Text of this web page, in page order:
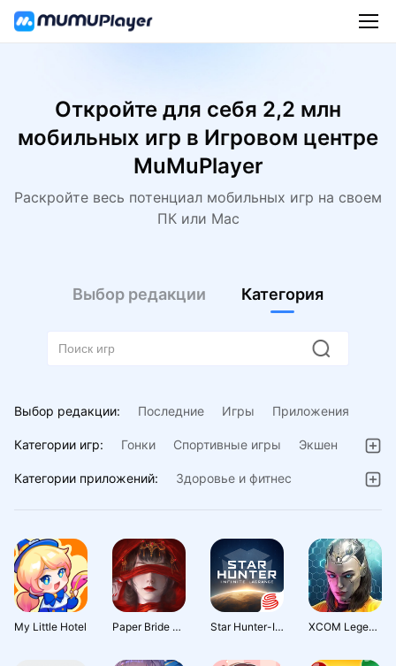
Откройте для себя 2,2 млн
мобильных игр в Игровом центре
MuMuPlayer
Раскройте весь потенциал мобильных игр на своем
ПК или Mac
Выбор редакции Категория
Выбор редакции: Последние Игры Приложения
Категории игр: Гонки Спортивные игры
Экшен
Словесные игры
Настольные игры
Казино
Музыка
Ролевые
Стратегии
Приключения
Карточные
Обучающие
Категории приложений:
Здоровье и фитнес
Стиль жизни
Книги и справочники
Музыка и аудио
Персонализация
Покупки
Еда и напитки
Инструменты
My Little Hotel Paper Bride 4 Bound Love Star Hunter-Infinite Lagrange XCOM Legends | Squad RPG (Early Access)